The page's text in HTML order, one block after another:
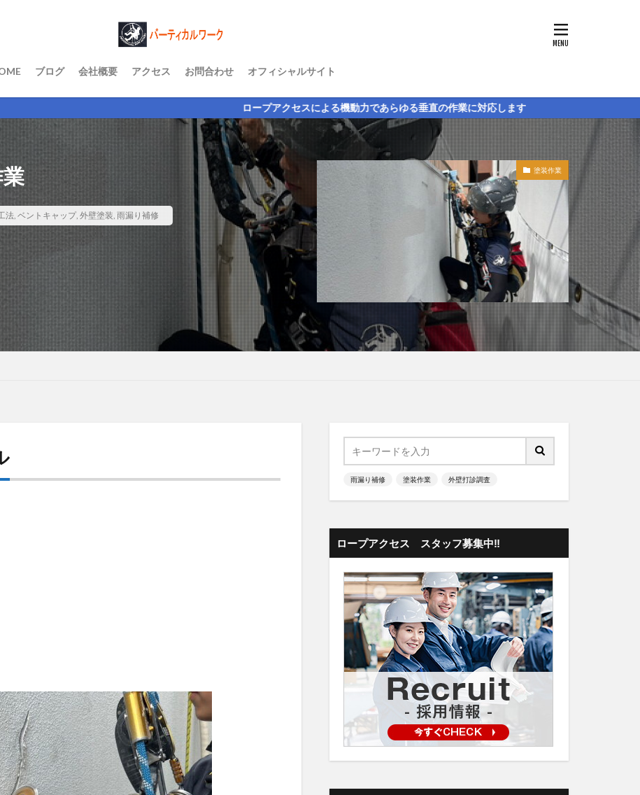
ブログ 会社概要 アクセス お問合わせ オフィシャルサイト
ロープアクセスによる機動力であらゆる垂直の作業に対応します
法, ベントキャップ, 外壁塗装, 雨漏り補修
塗装作業
雨漏り補修 塗装作業 外壁打診調査
ロープアクセス スタッフ募集中‼